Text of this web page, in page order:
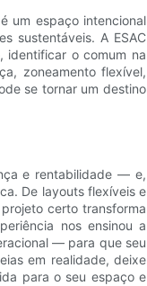
um espaço intencional
sustentáveis. A ESAC
identificar o comum na
zoneamento flexível,
se tornar um destino
e rentabilidade — e,
De layouts flexíveis e
certo transforma
nos ensinou a
— para que seu
em realidade, deixe
para o seu espaço e